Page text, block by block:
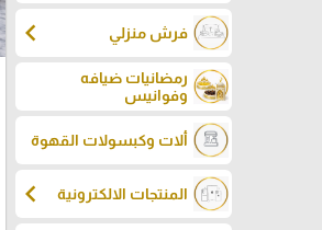
فرش منزلي chevron_left
رمضانيات ضيافه
وفوانيس
ألات وكبسولات القهوة
المنتجات الالكترونية chevron_left